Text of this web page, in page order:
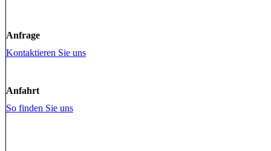
Anfrage
Kontaktieren Sie uns
Anfahrt
So finden Sie uns